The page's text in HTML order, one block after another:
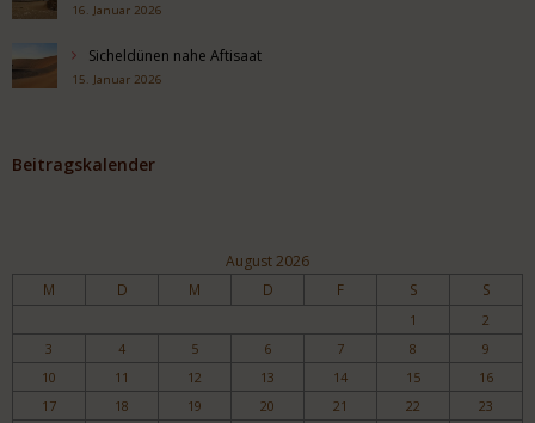
16. Januar 2026
Sicheldünen nahe Aftisaat
15. Januar 2026
Beitragskalender
August 2026
M D M D F S S
1
2
3
4 5 6 7 8
9
10
11 12 13 14 15
16
17
18 19 20 21 22
23